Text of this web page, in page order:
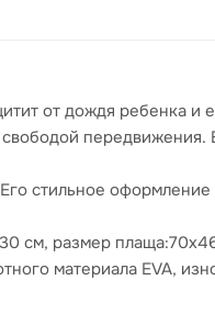
от дождя ребенка и
стильное
см, размер
материала EVA,